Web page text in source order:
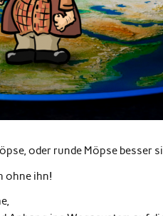
oder runde Möpse besser
ohne ihn!